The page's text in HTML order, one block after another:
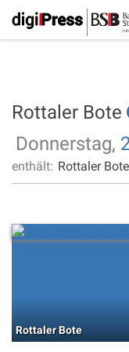
Rottaler Bote
Donnerstag,
enthält: Rottaler Bote
Rottaler Bote